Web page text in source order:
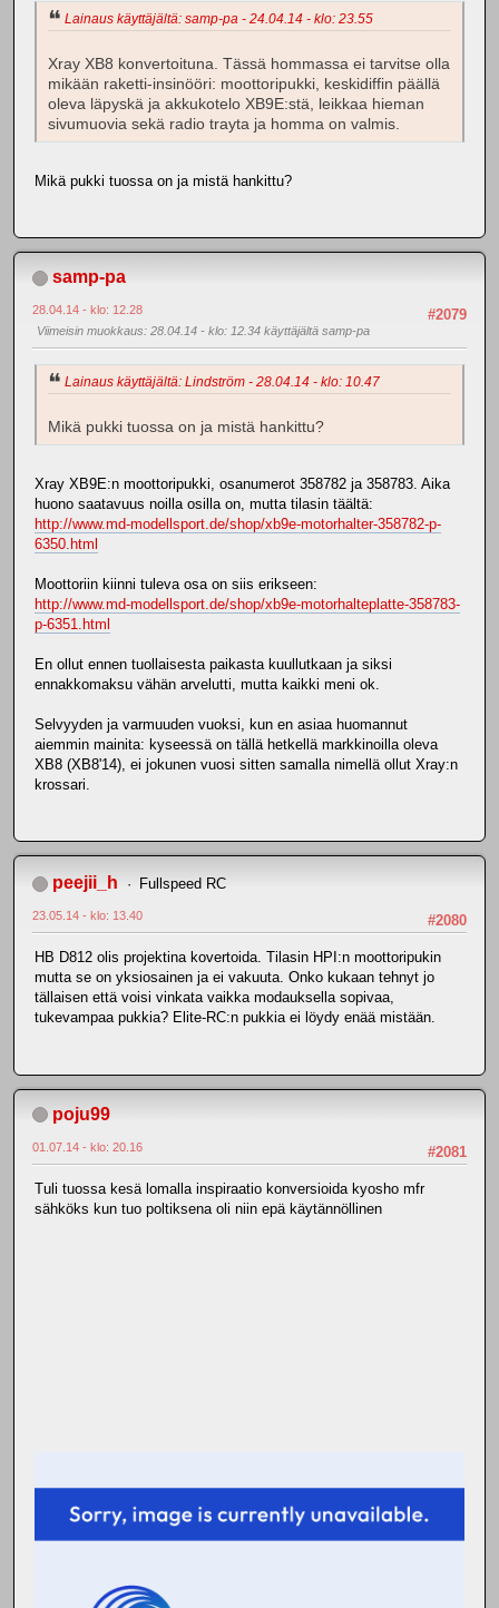
Lainaus käyttäjältä: samp-pa - 24.04.14 - klo: 23.55
Xray XB8 konvertoituna. Tässä hommassa ei tarvitse olla
mikään raketti-insinööri: moottoripukki, keskidiffin päällä
oleva läpyskä ja akkukotelo XB9E:stä, leikkaa hieman
sivumuovia sekä radio trayta ja homma on valmis.
Mikä pukki tuossa on ja mistä hankittu?
samp-pa
#2079
28.04.14 - klo: 12.28
Viimeisin muokkaus: 28.04.14 - klo: 12.34 käyttäjältä samp-pa
Lainaus käyttäjältä: Lindström - 28.04.14 - klo: 10.47
Mikä pukki tuossa on ja mistä hankittu?
Xray XB9E:n moottoripukki, osanumerot 358782 ja 358783. Aika
huono saatavuus noilla osilla on, mutta tilasin täältä:
http://www.md-modellsport.de/shop/xb9e-motorhalter-358782-p-
6350.html
Moottoriin kiinni tuleva osa on siis erikseen:
http://www.md-modellsport.de/shop/xb9e-motorhalteplatte-358783-
p-6351.html
En ollut ennen tuollaisesta paikasta kuullutkaan ja siksi
ennakkomaksu vähän arvelutti, mutta kaikki meni ok.
Selvyyden ja varmuuden vuoksi, kun en asiaa huomannut
aiemmin mainita: kyseessä on tällä hetkellä markkinoilla oleva
XB8 (XB8'14), ei jokunen vuosi sitten samalla nimellä ollut Xray:n
krossari.
peejii_h Fullspeed RC
#2080
23.05.14 - klo: 13.40
HB D812 olis projektina kovertoida. Tilasin HPI:n moottoripukin
mutta se on yksiosainen ja ei vakuuta. Onko kukaan tehnyt jo
tällaisen että voisi vinkata vaikka modauksella sopivaa,
tukevampaa pukkia? Elite-RC:n pukkia ei löydy enää mistään.
poju99
#2081
01.07.14 - klo: 20.16
Tuli tuossa kesä lomalla inspiraatio konversioida kyosho mfr
sähköks kun tuo poltiksena oli niin epä käytännöllinen